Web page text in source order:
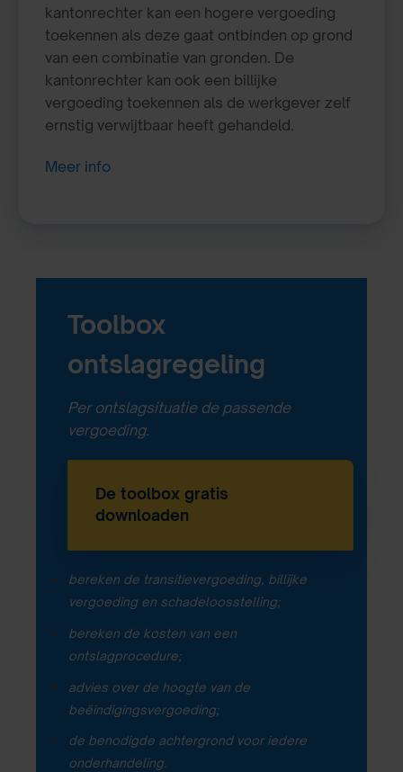
kantonrechter kan een hogere vergoeding
toekennen als deze gaat ontbinden op grond
van een combinatie van gronden. De
kantonrechter kan ook een billijke
vergoeding toekennen als de werkgever zelf
ernstig verwijtbaar heeft gehandeld.
Meer info
Toolbox
ontslagregeling
Per ontslagsituatie de passende
vergoeding.
De toolbox gratis
downloaden
bereken de transitievergoeding, billijke
vergoeding en schadeloosstelling;
bereken de kosten van een
ontslagprocedure;
advies over de hoogte van de
beëindigingsvergoeding;
de benodigde achtergrond voor iedere
onderhandeling.